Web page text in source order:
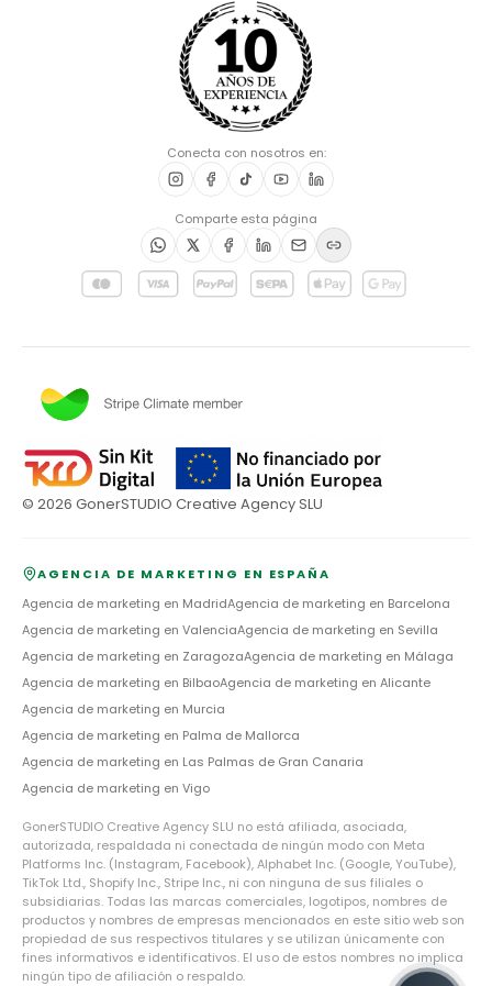
Conecta con nosotros en:
Comparte esta página
© 2026 GonerSTUDIO Creative Agency SLU
AGENCIA DE MARKETING EN ESPAÑA
Agencia de marketing en MadridAgencia de marketing en Barcelona
Agencia de marketing en ValenciaAgencia de marketing en Sevilla
Agencia de marketing en ZaragozaAgencia de marketing en Málaga
Agencia de marketing en BilbaoAgencia de marketing en Alicante
Agencia de marketing en Murcia
Agencia de marketing en Palma de Mallorca
Agencia de marketing en Las Palmas de Gran Canaria
Agencia de marketing en Vigo
GonerSTUDIO Creative Agency SLU no está afiliada, asociada,
autorizada, respaldada ni conectada de ningún modo con Meta
Platforms Inc. (Instagram, Facebook), Alphabet Inc. (Google, YouTube),
TikTok Ltd., Shopify Inc., Stripe Inc., ni con ninguna de sus filiales o
subsidiarias. Todas las marcas comerciales, logotipos, nombres de
productos y nombres de empresas mencionados en este sitio web son
propiedad de sus respectivos titulares y se utilizan únicamente con
fines informativos e identificativos. El uso de estos nombres no implica
ningún tipo de afiliación o respaldo.